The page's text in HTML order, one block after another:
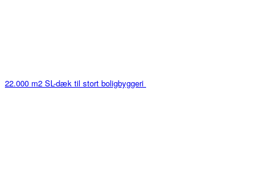
22.000 m2 SL-dæk til stort boligbyggeri